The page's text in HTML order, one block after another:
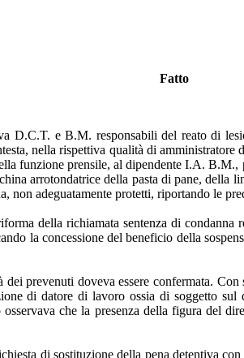
Fatto
D.C.T. e B.M. responsabili del reato di
nella rispettiva qualità di
funzione prensile, al dipendente I.A.
arrotondatrice della pasta di pane, della
non adeguatamente protetti, riportando le
della richiamata sentenza di
la concessione del beneficio della
prevenuti doveva essere confermata.
di datore di lavoro ossia di soggetto
che la presenza della figura del
di sostituzione della pena detentiva